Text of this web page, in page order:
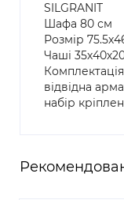
SILGRANIT
Шафа 80 см
Розмір
Чаші
відвідна
набір